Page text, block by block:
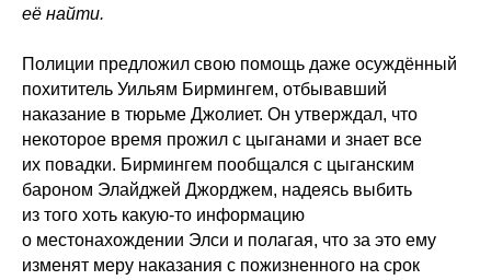
её найти.
Полиции предложил свою помощь даже осуждённый
похититель Уильям Бирмингем, отбывавший
наказание в тюрьме Джолиет. Он утверждал, что
некоторое время прожил с цыганами и знает все
их повадки. Бирмингем пообщался с цыганским
бароном Элайджей Джорджем, надеясь выбить
из того хоть какую-то информацию
о местонахождении Элси и полагая, что за это ему
изменят меру наказания с пожизненного на срок